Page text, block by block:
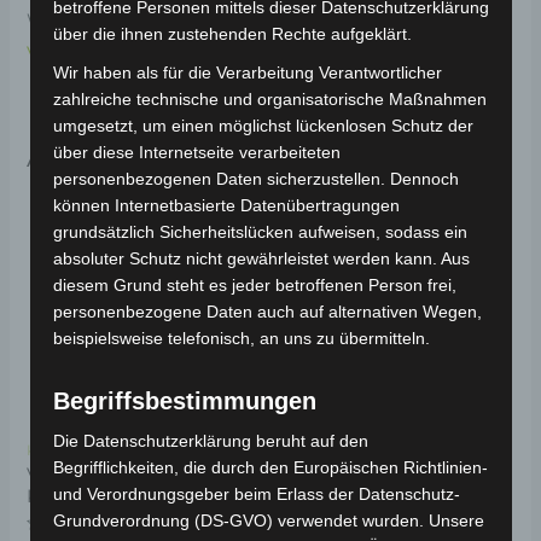
Weitere Informationen zum Fahrzeug findest du hier:
Volta Motor Pedelec VB7
Ähnliche Produkte
Kostenloser Versand
VB7 HINTERER
KOTFLÜGELBÜGEL
Kostenloser Versand
VB7 SATTELROHR
Bewertet
49,00€
betroffene Personen mittels dieser Datenschutzerklärung
über die ihnen zustehenden Rechte aufgeklärt.
Wir haben als für die Verarbeitung Verantwortlicher
zahlreiche technische und organisatorische Maßnahmen
umgesetzt, um einen möglichst lückenlosen Schutz der
über diese Internetseite verarbeiteten
personenbezogenen Daten sicherzustellen. Dennoch
können Internetbasierte Datenübertragungen
grundsätzlich Sicherheitslücken aufweisen, sodass ein
absoluter Schutz nicht gewährleistet werden kann. Aus
diesem Grund steht es jeder betroffenen Person frei,
personenbezogene Daten auch auf alternativen Wegen,
beispielsweise telefonisch, an uns zu übermitteln.
Begriffsbestimmungen
Die Datenschutzerklärung beruht auf den
Begrifflichkeiten, die durch den Europäischen Richtlinien-
und Verordnungsgeber beim Erlass der Datenschutz-
Grundverordnung (DS-GVO) verwendet wurden. Unsere